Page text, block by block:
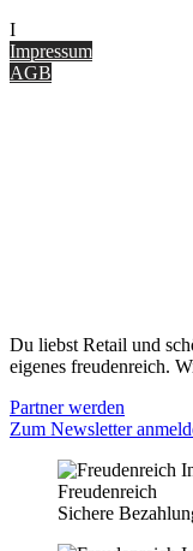
I
Impressum
AGB
Du liebst Retail und
eigenes freudenreich.
Partner werden
Zum Newsletter
Sichere